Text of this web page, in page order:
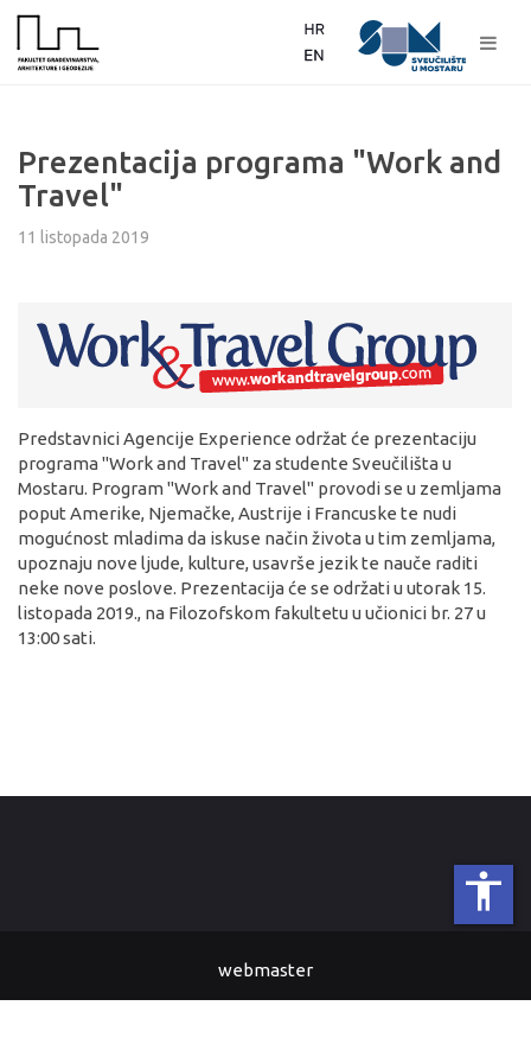
Prezentacija programa "Work and
Travel"
11 listopada 2019
Predstavnici Agencije Experience održat će prezentaciju
programa "Work and Travel" za studente Sveučilišta u
Mostaru. Program "Work and Travel" provodi se u zemljama
poput Amerike, Njemačke, Austrije i Francuske te nudi
mogućnost mladima da iskuse način života u tim zemljama,
upoznaju nove ljude, kulture, usavrše jezik te nauče raditi
neke nove poslove. Prezentacija će se održati u utorak 15.
listopada 2019., na Filozofskom fakultetu u učionici br. 27 u
13:00 sati.
webmaster
accessibility